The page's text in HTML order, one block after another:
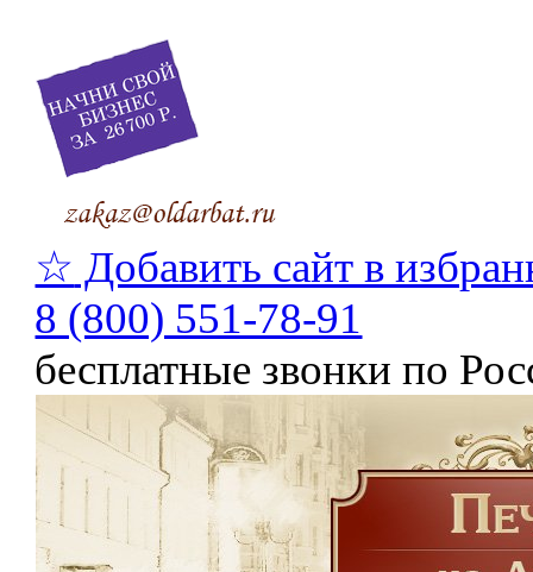
☆ Добавить сайт в
8 (800) 551-78-91
бесплатные звонки по